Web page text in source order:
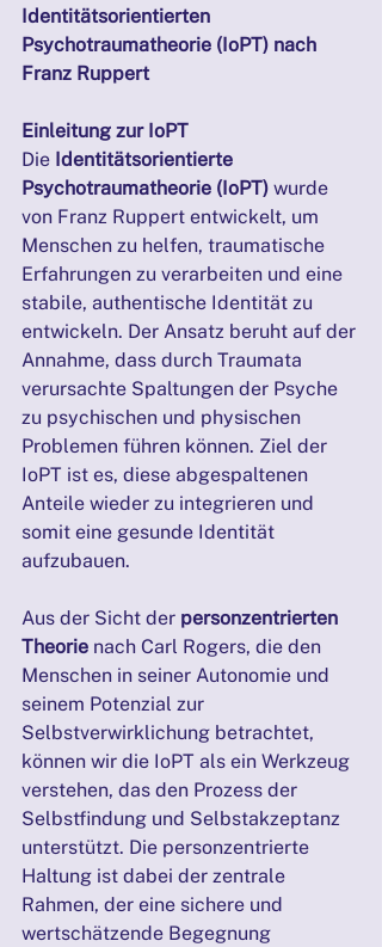
Identitätsorientierten
Psychotraumatheorie (IoPT) nach
Franz Ruppert
Einleitung zur IoPT
Die Identitätsorientierte
Psychotraumatheorie (IoPT) wurde
von Franz Ruppert entwickelt, um
Menschen zu helfen, traumatische
Erfahrungen zu verarbeiten und eine
stabile, authentische Identität zu
entwickeln. Der Ansatz beruht auf der
Annahme, dass durch Traumata
verursachte Spaltungen der Psyche
zu psychischen und physischen
Problemen führen können. Ziel der
IoPT ist es, diese abgespaltenen
Anteile wieder zu integrieren und
somit eine gesunde Identität
aufzubauen.
Aus der Sicht der personzentrierten
Theorie nach Carl Rogers, die den
Menschen in seiner Autonomie und
seinem Potenzial zur
Selbstverwirklichung betrachtet,
können wir die IoPT als ein Werkzeug
verstehen, das den Prozess der
Selbstfindung und Selbstakzeptanz
unterstützt. Die personzentrierte
Haltung ist dabei der zentrale
Rahmen, der eine sichere und
wertschätzende Begegnung